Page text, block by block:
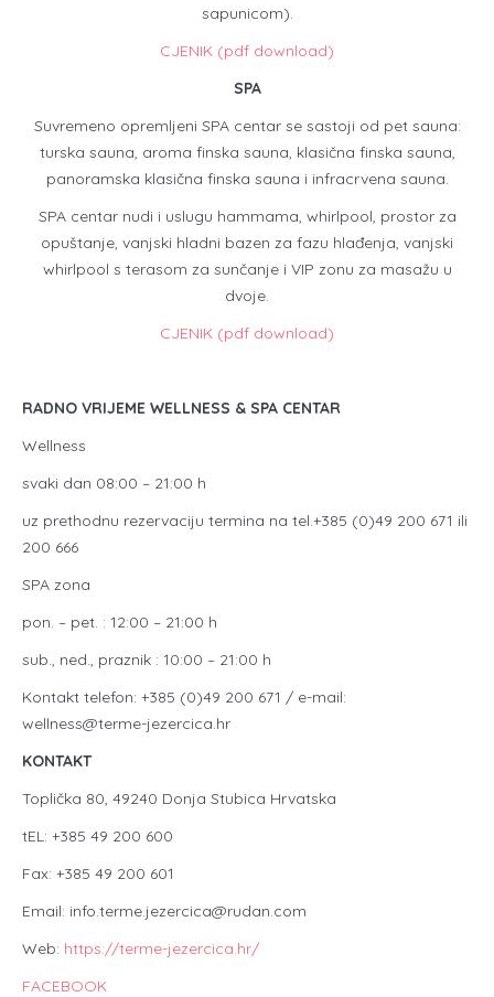
sapunicom).
CJENIK (pdf download)
SPA
Suvremeno opremljeni SPA centar se sastoji od pet sauna:
turska sauna, aroma finska sauna, klasična finska sauna,
panoramska klasična finska sauna i infracrvena sauna.
SPA centar nudi i uslugu hammama, whirlpool, prostor za
opuštanje, vanjski hladni bazen za fazu hlađenja, vanjski
whirlpool s terasom za sunčanje i VIP zonu za masažu u
dvoje.
CJENIK (pdf download)
RADNO VRIJEME WELLNESS & SPA CENTAR
Wellness
svaki dan 08:00 – 21:00 h
uz prethodnu rezervaciju termina na tel.+385 (0)49 200 671 ili
200 666
SPA zona
pon. – pet. : 12:00 – 21:00 h
sub., ned., praznik : 10:00 – 21:00 h
Kontakt telefon: +385 (0)49 200 671 / e-mail:
wellness@terme-jezercica.hr
KONTAKT
Toplička 80, 49240 Donja Stubica Hrvatska
tEL: +385 49 200 600
Fax: +385 49 200 601
Email: info.terme.jezercica@rudan.com
Web: https://terme-jezercica.hr/
FACEBOOK